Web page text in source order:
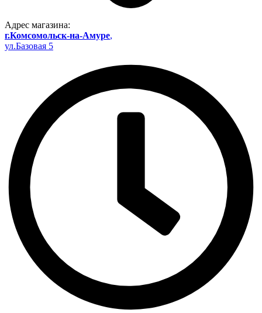
Адрес магазина:
г.Комсомольск-на-Амуре,
ул.Базовая 5